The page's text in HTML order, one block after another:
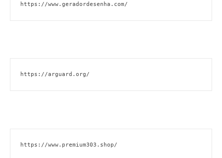
https://www.geradordesenha.com/
https://arguard.org/
https://www.premium303.shop/